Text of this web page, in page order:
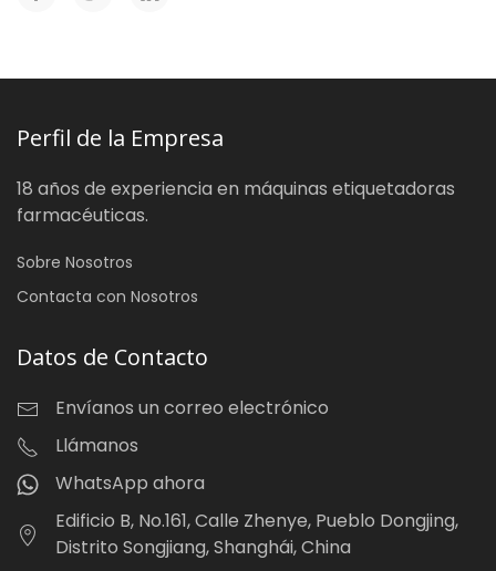
Perfil de la Empresa
18 años de experiencia en máquinas etiquetadoras
farmacéuticas.
Sobre Nosotros
Contacta con Nosotros
Datos de Contacto
Envíanos un correo electrónico
Llámanos
WhatsApp ahora
Edificio B, No.161, Calle Zhenye, Pueblo Dongjing,
Distrito Songjiang, Shanghái, China